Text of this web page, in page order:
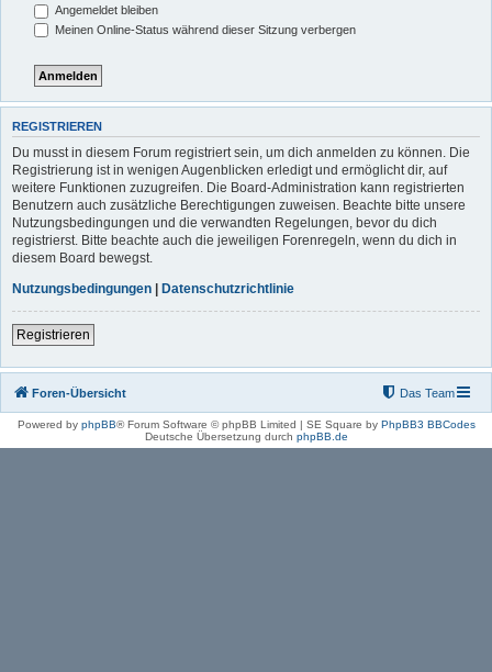
Angemeldet bleiben
Meinen Online-Status während dieser Sitzung verbergen
REGISTRIEREN
Du musst in diesem Forum registriert sein, um dich anmelden zu können. Die
Registrierung ist in wenigen Augenblicken erledigt und ermöglicht dir, auf
weitere Funktionen zuzugreifen. Die Board-Administration kann registrierten
Benutzern auch zusätzliche Berechtigungen zuweisen. Beachte bitte unsere
Nutzungsbedingungen und die verwandten Regelungen, bevor du dich
registrierst. Bitte beachte auch die jeweiligen Forenregeln, wenn du dich in
diesem Board bewegst.
Nutzungsbedingungen | Datenschutzrichtlinie
Registrieren
Foren-Übersicht Das Team
Powered by phpBB® Forum Software © phpBB Limited | SE Square by PhpBB3 BBCodes
Deutsche Übersetzung durch phpBB.de